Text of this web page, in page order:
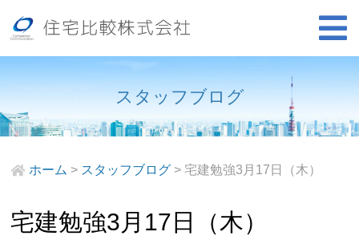
スタッフブログ
ホーム > スタッフブログ> 宅建勉強3月17日（木）
宅建勉強3月17日（木）